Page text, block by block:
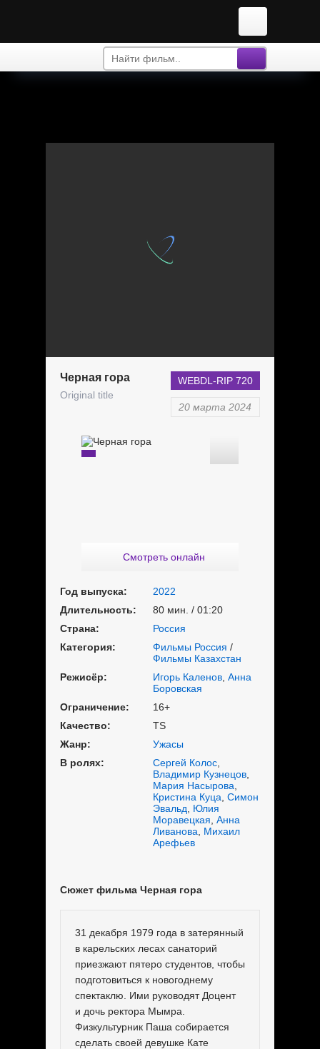
Черная гора
Original title
WEBDL-RIP 720
20 марта 2024
Смотреть онлайн
Год выпуска:
2022
Длительность:
80 мин. / 01:20
Страна:
Россия
Категория:
Фильмы Россия /
Фильмы Казахстан
Режисёр:
Игорь Каленов Анна
Боровская
Ограничение:
16+
Качество:
TS
Жанр:
Ужасы
В ролях:
Сергей Колос
Владимир Кузнецов
Мария Насырова
Кристина Куца Симон
Эвальд
Юлия
Моравецкая Анна
Ливанова
Михаил
Арефьев
Сюжет фильма Черная гора
31 декабря 1979 года в затерянный
в карельских лесах санаторий
приезжают пятеро студентов, чтобы
подготовиться к новогоднему
спектаклю. Ими руководят Доцент
и дочь ректора Мымра.
Физкультурник Паша собирается
сделать своей девушке Кате